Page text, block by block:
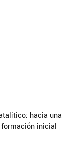
hacia una
inicial